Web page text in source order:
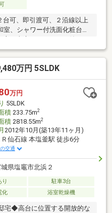
可、即引渡可、２沿線以上
、シャワー付洗面化粧台、
万円 5SLDK
万円
5SLDK
積233.75m2
積2818.55m2
2012年10月(築13年11ヶ月)
Ｒ仙石線 本塩釜駅 徒歩6分
交通
県塩竈市北浜２
り
駐車3台
化 浴室乾燥機
宅◆高台に位置する開放的な